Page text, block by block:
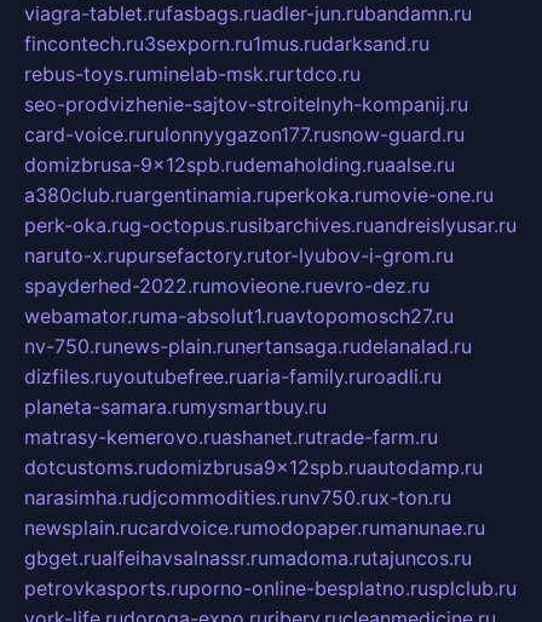
viagra-tablet.rufasbags.ruadler-jun.rubandamn.ru
fincontech.ru3sexporn.ru1mus.rudarksand.ru
rebus-toys.ruminelab-msk.rurtdco.ru
seo-prodvizhenie-sajtov-stroitelnyh-kompanij.ru
card-voice.rurulonnyygazon177.rusnow-guard.ru
domizbrusa-9x12spb.rudemaholding.ruaalse.ru
a380club.ruargentinamia.ruperkoka.rumovie-one.ru
perk-oka.rug-octopus.rusibarchives.ruandreislyusar.ru
naruto-x.rupursefactory.rutor-lyubov-i-grom.ru
spayderhed-2022.rumovieone.ruevro-dez.ru
webamator.ruma-absolut1.ruavtopomosch27.ru
nv-750.runews-plain.runertansaga.rudelanalad.ru
dizfiles.ruyoutubefree.ruaria-family.ruroadli.ru
planeta-samara.rumysmartbuy.ru
matrasy-kemerovo.ruashanet.rutrade-farm.ru
dotcustoms.rudomizbrusa9x12spb.ruautodamp.ru
narasimha.rudjcommodities.runv750.rux-ton.ru
newsplain.rucardvoice.rumodopaper.rumanunae.ru
gbget.rualfeihavsalnassr.rumadoma.rutajuncos.ru
petrovkasports.ruporno-online-besplatno.rusplclub.ru